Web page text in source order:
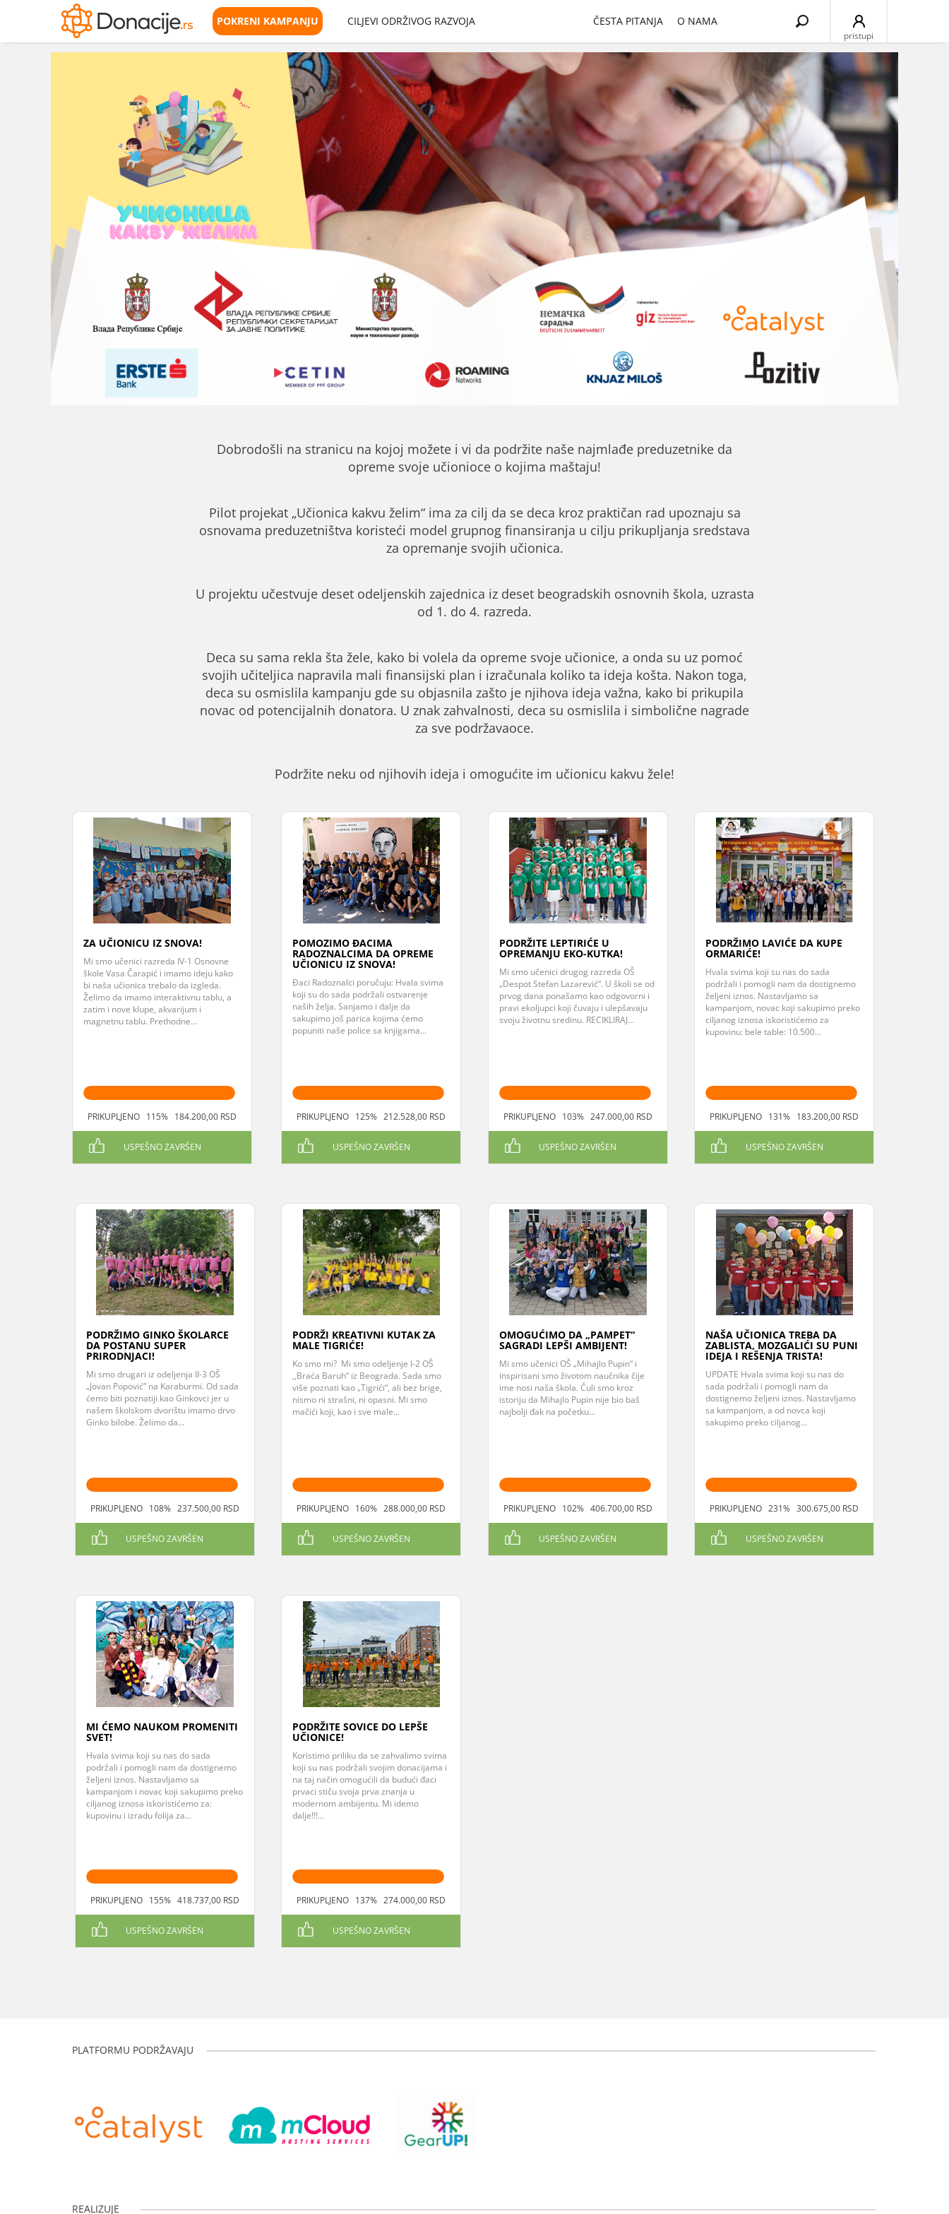
POKRENI KAMPANJU CILJEVI ODRŽIVOG RAZVOJA ČESTA PITANJA O NAMA
pristupi
Search
for:
Dobrodošli na stranicu na kojoj možete i vi da podržite naše najmlađe preduzetnike da
opreme svoje učionioce o kojima maštaju!
Pilot projekat „Učionica kakvu želim“ ima za cilj da se deca kroz praktičan rad upoznaju sa
osnovama preduzetništva koristeći model grupnog finansiranja u cilju prikupljanja sredstava
za opremanje svojih učionica.
U projektu učestvuje deset odeljenskih zajednica iz deset beogradskih osnovnih škola, uzrasta
od 1. do 4. razreda.
Deca su sama rekla šta žele, kako bi volela da opreme svoje učionice, a onda su uz pomoć
svojih učiteljica napravila mali finansijski plan i izračunala koliko ta ideja košta. Nakon toga,
deca su osmislila kampanju gde su objasnila zašto je njihova ideja važna, kako bi prikupila
novac od potencijalnih donatora. U znak zahvalnosti, deca su osmislila i simbolične nagrade
za sve podržavaoce.
Podržite neku od njihovih ideja i omogućite im učionicu kakvu žele!
ZA UČIONICU IZ SNOVA!
Mi smo učenici razreda IV-1 Osnovne
škole Vasa Čarapić i imamo ideju kako
bi naša učionica trebalo da izgleda.
Želimo da imamo interaktivnu tablu, a
zatim i nove klupe, akvarijum i
magnetnu tablu. Prethodne...
PRIKUPLJENO 115% 184.200,00 RSD
USPEŠNO ZAVRŠEN
POMOZIMO ĐACIMA
RADOZNALCIMA DA OPREME
UČIONICU IZ SNOVA!
Đaci Radoznalci poručuju: Hvala svima
koji su do sada podržali ostvarenje
naših želja. Sanjamo i dalje da
sakupimo još parica kojima ćemo
popuniti naše police sa knjigama...
PRIKUPLJENO 125% 212.528,00 RSD
USPEŠNO ZAVRŠEN
PODRŽITE LEPTIRIĆE U
OPREMANJU EKO-KUTKA!
Mi smo učenici drugog razreda OŠ
„Despot Stefan Lazarević“. U školi se od
prvog dana ponašamo kao odgovorni i
pravi ekoljupci koji čuvaju i ulepšavaju
svoju životnu sredinu. RECIKLIRAJ...
PRIKUPLJENO 103% 247.000,00 RSD
USPEŠNO ZAVRŠEN
PODRŽIMO LAVIĆE DA KUPE
ORMARIĆE!
Hvala svima koji su nas do sada
podržali i pomogli nam da dostignemo
željeni iznos. Nastavljamo sa
kampanjom, novac koji sakupimo preko
ciljanog iznosa iskoristićemo za
kupovinu: bele table: 10.500...
PRIKUPLJENO 131% 183.200,00 RSD
USPEŠNO ZAVRŠEN
PODRŽIMO GINKO ŠKOLARCE
DA POSTANU SUPER
PRIRODNJACI!
Mi smo drugari iz odeljenja II-3 OŠ
„Jovan Popović” na Karaburmi. Od sada
ćemo biti poznatiji kao Ginkovci jer u
našem školskom dvorištu imamo drvo
Ginko bilobe. Želimo da...
PRIKUPLJENO 108% 237.500,00 RSD
USPEŠNO ZAVRŠEN
PODRŽI KREATIVNI KUTAK ZA
MALE TIGRIĆE!
Ko smo mi? Mi smo odeljenje I-2 OŠ
,,Braća Baruh“ iz Beograda. Sada smo
više poznati kao „Tigrići“, ali bez brige,
nismo ni strašni, ni opasni. Mi smo
mačići koji, kao i sve male...
PRIKUPLJENO 160% 288.000,00 RSD
USPEŠNO ZAVRŠEN
OMOGUĆIMO DA „PAMPET“
SAGRADI LEPŠI AMBIJENT!
Mi smo učenici OŠ „Mihajlo Pupin“ i
inspirisani smo životom naučnika čije
ime nosi naša škola. Čuli smo kroz
istoriju da Mihajlo Pupin nije bio baš
najbolji đak na početku...
PRIKUPLJENO 102% 406.700,00 RSD
USPEŠNO ZAVRŠEN
NAŠA UČIONICA TREBA DA
ZABLISTA, MOZGALIĆI SU PUNI
IDEJA I REŠENJA TRISTA!
UPDATE Hvala svima koji su nas do
sada podržali i pomogli nam da
dostignemo željeni iznos. Nastavljamo
sa kampanjom, a od novca koji
sakupimo preko ciljanog...
PRIKUPLJENO 231% 300.675,00 RSD
USPEŠNO ZAVRŠEN
MI ĆEMO NAUKOM PROMENITI
SVET!
Hvala svima koji su nas do sada
podržali i pomogli nam da dostignemo
željeni iznos. Nastavljamo sa
kampanjom i novac koji sakupimo preko
ciljanog iznosa iskoristićemo za:
kupovinu i izradu folija za...
PRIKUPLJENO 155% 418.737,00 RSD
USPEŠNO ZAVRŠEN
PODRŽITE SOVICE DO LEPŠE
UČIONICE!
Koristimo priliku da se zahvalimo svima
koji su nas podržali svojim donacijama i
na taj način omogućili da budući đaci
prvaci stiču svoja prva znanja u
modernom ambijentu. Mi idemo
dalje!!!...
PRIKUPLJENO 137% 274.000,00 RSD
USPEŠNO ZAVRŠEN
PLATFORMU PODRŽAVAJU
REALIZUJE